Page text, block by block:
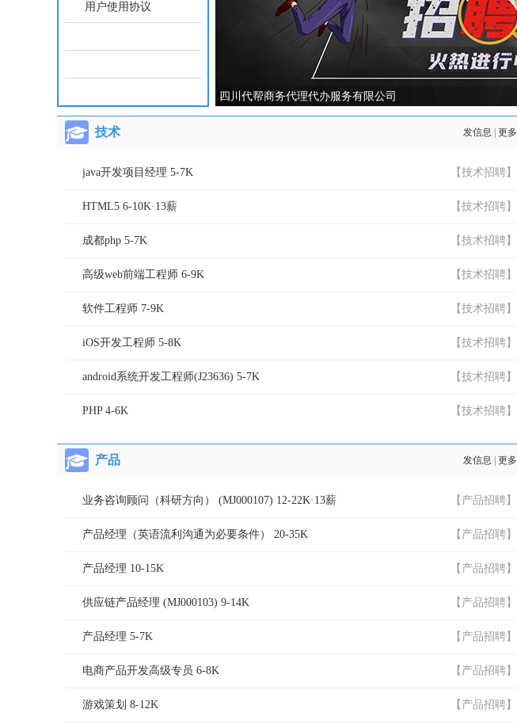
用户使用协议
四川代帮商务代理代办服务有限公司
技术 发信息 更多
java开发项目经理 5-7K 【技术招聘】
HTML5 6-10K·13薪 【技术招聘】
成都php 5-7K 【技术招聘】
高级web前端工程师 6-9K 【技术招聘】
软件工程师 7-9K 【技术招聘】
iOS开发工程师 5-8K 【技术招聘】
android系统开发工程师(J23636) 5-7K 【技术招聘】
PHP 4-6K 【技术招聘】
产品 发信息 更多
业务咨询顾问（科研方向） (MJ000107) 12-22K·13薪 【产品招聘】
产品经理（英语流利沟通为必要条件） 20-35K 【产品招聘】
产品经理 10-15K 【产品招聘】
供应链产品经理 (MJ000103) 9-14K 【产品招聘】
产品经理 5-7K 【产品招聘】
电商产品开发高级专员 6-8K 【产品招聘】
游戏策划 8-12K 【产品招聘】